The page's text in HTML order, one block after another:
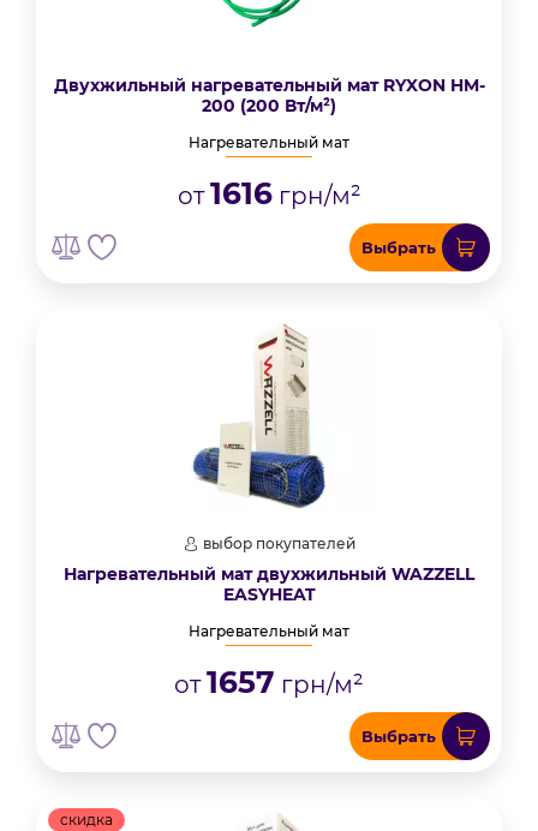
Двухжильный нагревательный мат RYXON HM-
200 (200 Вт/м²)
Нагревательный мат
от1616грн/м²
Выбрать
выбор покупателей
Нагревательный мат двухжильный WAZZELL
EASYHEAT
Нагревательный мат
от1657 грн/м²
Выбрать
скидка